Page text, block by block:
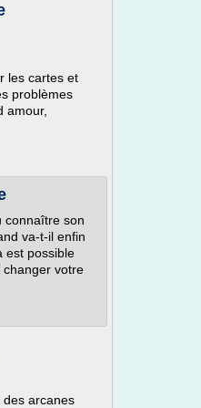
les cartes et
problèmes
amour,
connaître son
va-t-il enfin
est possible
votre
des arcanes